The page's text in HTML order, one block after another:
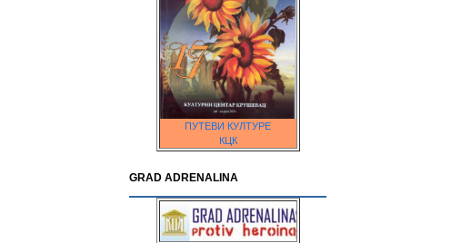
ПУТЕВИ КУЛТУРЕ
КЦК
GRAD ADRENALINA